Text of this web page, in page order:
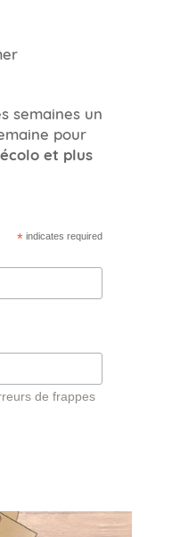
semaines un
pour
et plus
* indicates required
de frappes